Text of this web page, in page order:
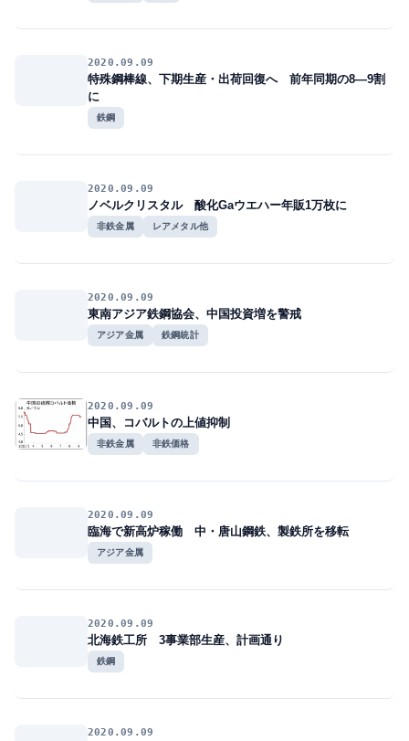
2020.09.09
特殊鋼棒線、下期生産・出荷回復へ 前年同期の8―9割
に
鉄鋼
2020.09.09
ノベルクリスタル 酸化Gaウエハー年販1万枚に
非鉄金属 レアメタル他
2020.09.09
東南アジア鉄鋼協会、中国投資増を警戒
アジア金属 鉄鋼統計
2020.09.09
中国、コバルトの上値抑制
非鉄金属 非鉄価格
2020.09.09
臨海で新高炉稼働 中・唐山鋼鉄、製鉄所を移転
アジア金属
2020.09.09
北海鉄工所 3事業部生産、計画通り
鉄鋼
2020.09.09